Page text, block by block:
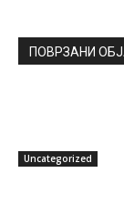
ПОВРЗАНИ
Uncategorized